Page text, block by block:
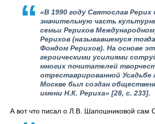
«В 1990 году Святослав Рерих
значительную часть
семьи Рерихов
Рерихов (называвшемуся
Фондом Рерихов). На основе
героическими усилиями
многих почитателей
отреставрированной Усадьбе
Москве был создан
имени Н.К. Рериха» [28, с. 233].
А вот что писал о Л.В. Шапошниковой сам